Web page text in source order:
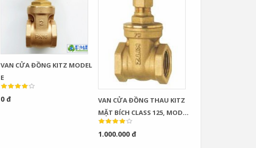
VAN CỬA ĐỒNG KITZ MODEL
E
0 đ
VAN CỬA ĐỒNG THAU KITZ
MẶT BÍCH CLASS 125, MODEL
: FH / CFH / AKFH
1.000.000 đ